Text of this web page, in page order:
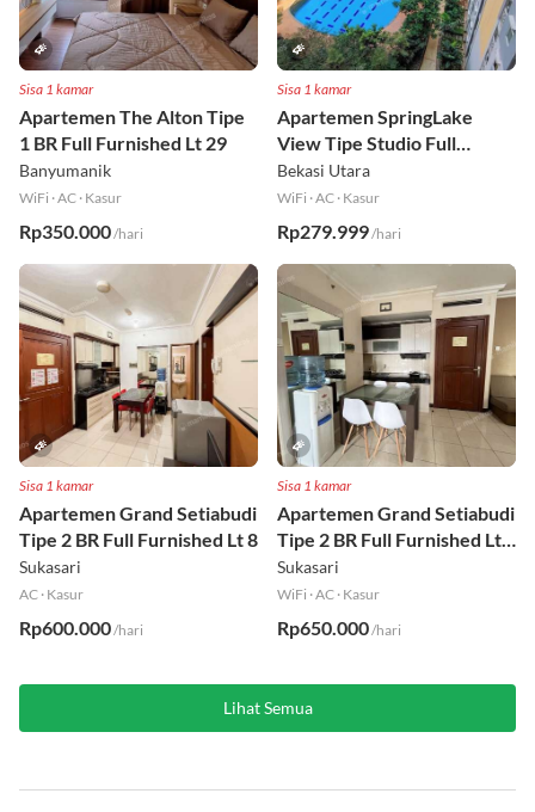
Sisa 1 kamar
Apartemen The Alton Tipe
1 BR Full Furnished Lt 29
Banyumanik
WiFi ·AC · Kasur
Rp350.000/hari
Sisa 1 kamar
Apartemen SpringLake
View Tipe Studio Full
Furnished Lt 2
Bekasi Utara
WiFi ·AC · Kasur
Rp279.999/hari
Sisa 1 kamar
Apartemen Grand Setiabudi
Tipe 2 BR Full Furnished Lt 8
Sukasari
AC · Kasur
Rp600.000/hari
Sisa 1 kamar
Apartemen Grand Setiabudi
Tipe 2 BR Full Furnished Lt
19
Sukasari
WiFi ·AC · Kasur
Rp650.000/hari
Lihat Semua